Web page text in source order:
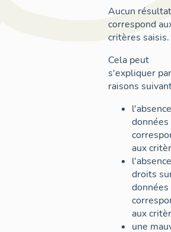
Aucun
correspond
critères saisis.
Cela peut
s'expliquer
raisons
données
aux
droits
données
aux
une